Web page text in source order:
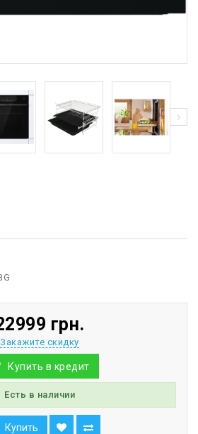
грн.
Закажите скидку
Купить в кредит
Есть в наличии
Купить